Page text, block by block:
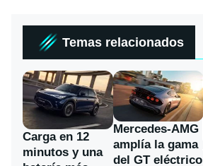
Temas relacionados
Carga en 12
minutos y una
Mercedes-AMG
amplía la gama
del GT eléctrico